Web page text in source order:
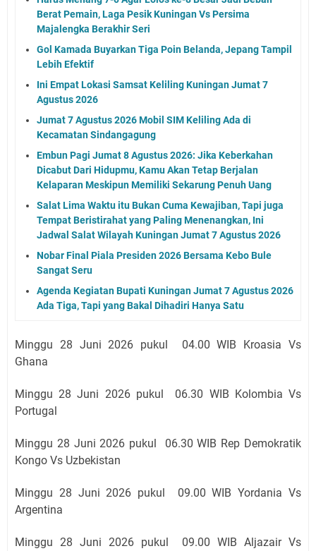
Berat Pemain, Laga Pesik Kuningan Vs Persima
Majalengka Berakhir Seri
Gol Kamada Buyarkan Tiga Poin Belanda, Jepang Tampil
Lebih Efektif
Ini Empat Lokasi Samsat Keliling Kuningan Jumat 7
Agustus 2026
Jumat 7 Agustus 2026 Mobil SIM Keliling Ada di
Kecamatan Sindangagung
Embun Pagi Jumat 8 Agustus 2026: Jika Keberkahan
Dicabut Dari Hidupmu, Kamu Akan Tetap Berjalan
Kelaparan Meskipun Memiliki Sekarung Penuh Uang
Salat Lima Waktu itu Bukan Cuma Kewajiban, Tapi juga
Tempat Beristirahat yang Paling Menenangkan, Ini
Jadwal Salat Wilayah Kuningan Jumat 7 Agustus 2026
Nobar Final Piala Presiden 2026 Bersama Kebo Bule
Sangat Seru
Agenda Kegiatan Bupati Kuningan Jumat 7 Agustus 2026
Ada Tiga, Tapi yang Bakal Dihadiri Hanya Satu
Minggu 28 Juni 2026 pukul 04.00 WIB Kroasia Vs
Ghana
Minggu 28 Juni 2026 pukul 06.30 WIB Kolombia Vs
Portugal
Minggu 28 Juni 2026 pukul 06.30 WIB Rep Demokratik
Kongo Vs Uzbekistan
Minggu 28 Juni 2026 pukul 09.00 WIB Yordania Vs
Argentina
Minggu 28 Juni 2026 pukul 09.00 WIB Aljazair Vs